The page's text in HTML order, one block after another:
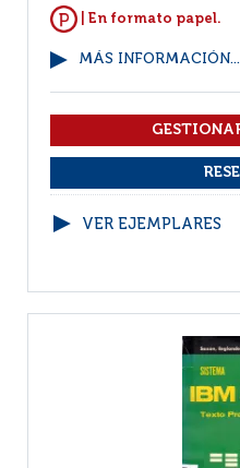
| En formato papel.
MÁS INFORMACIÓN...
VER EJEMPLARES